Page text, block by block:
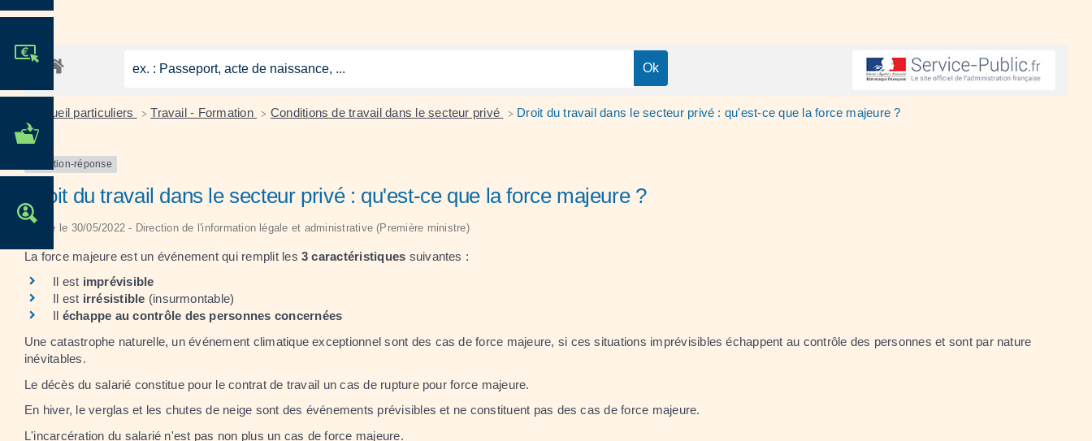
MES DÉMARCHES
Accueil particuliers > Travail - Formation > Conditions de travail dans le secteur privé > Droit du travail dans le secteur privé : qu'est-ce que la force majeure ?
Question-réponse
Droit du travail dans le secteur privé : qu'est-ce que la force majeure ?
Vérifié le 30/05/2022 - Direction de l'information légale et administrative (Première ministre)
La force majeure est un événement qui remplit les 3 caractéristiques suivantes :
Il est imprévisible
Il est irrésistible (insurmontable)
Il échappe au contrôle des personnes concernées
Une catastrophe naturelle, un événement climatique exceptionnel sont des cas de force majeure, si ces situations imprévisibles échappent au contrôle des personnes et sont par nature
inévitables.
Le décès du salarié constitue pour le contrat de travail un cas de rupture pour force majeure.
En hiver, le verglas et les chutes de neige sont des événements prévisibles et ne constituent pas des cas de force majeure.
L'incarcération du salarié n'est pas non plus un cas de force majeure.